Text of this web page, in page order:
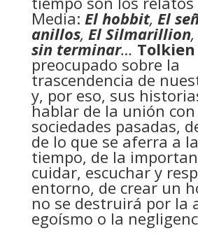
Media: El hobbit, El
anillos, El Silmarillion,
sin terminar… Tolkien
preocupado sobre la
trascendencia de
y, por eso, sus
hablar de la unión
sociedades pasadas,
de lo que se aferra a
tiempo, de la
cuidar, escuchar y
entorno, de crear un
no se destruirá por la
egoísmo o la